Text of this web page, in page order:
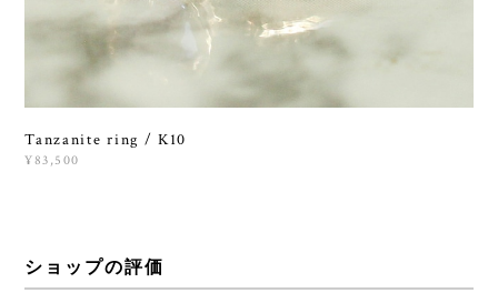
Tanzanite ring / K10
¥83,500
ショップの評価